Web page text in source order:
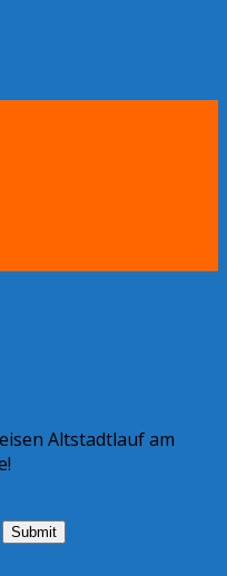
Altstadtlauf am
Submit